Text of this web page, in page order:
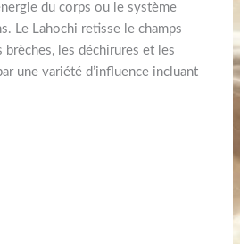
du corps ou le système
Le Lahochi retisse le champs
brèches, les déchirures et les
une variété d’influence incluant